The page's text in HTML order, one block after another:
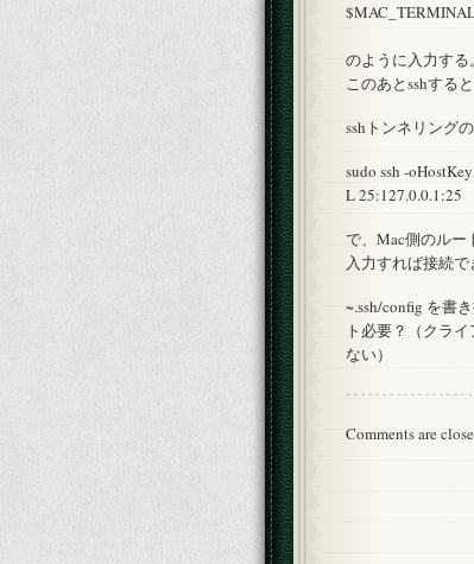
のように入力する。
このあとsshする
sshトンネリングの
sudo ssh -
L 25:127.0.0.1:25
で、Mac側のルー
入力すれば接続で
~.ssh/config を書
ト必要？（クラ
ない）
Comments are